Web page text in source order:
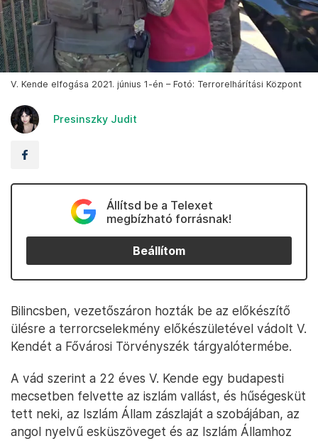
V. Kende elfogása 2021. június 1-én – Fotó: Terrorelhárítási Központ
Presinszky Judit
Állítsd be a Telexet
megbízható forrásnak!
Beállítom
Bilincsben, vezetőszáron hozták be az előkészítő
ülésre a terrorcselekmény előkészületével vádolt V.
Kendét a Fővárosi Törvényszék tárgyalótermébe.
A vád szerint a 22 éves V. Kende egy budapesti
mecsetben felvette az iszlám vallást, és hűségesküt
tett neki, az Iszlám Állam zászlaját a szobájában, az
angol nyelvű esküszöveget és az Iszlám Államhoz